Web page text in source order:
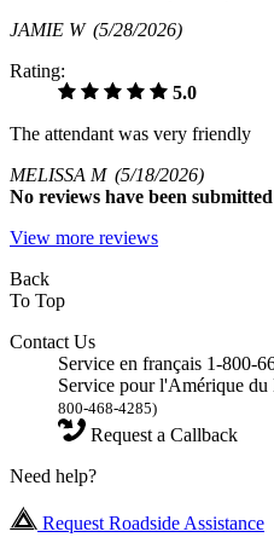
JAMIE W (5/28/2026)
Rating:
5.0
The attendant was very friendly
MELISSA M (5/18/2026)
No reviews have been
View more reviews
Back
To Top
Contact Us
Service en français 1-800-
Service pour l'Amérique
800-468-4285)
Request a Callback
Need help?
Request Roadside Assistance